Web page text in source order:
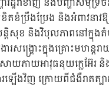
ារដ្ឋរ៉ាខាញ និងបញ្ហាសមុទ្រ
ប្រឹងប្រែង និងអំពាវនាវឱ្
តិសុខ និងវិបុលភាពនៅក្នុង
សង្គ្រោះក្នុងគ្រោះមហន្តរា
ភាយអាវុធនុយក្លេអ៊ែរ និ
ឡើងវិញ ក្រោយពីជំងឺរាតត្ប